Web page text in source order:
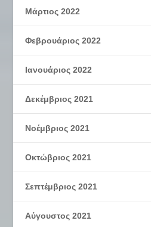
Μάρτιος 2022
Φεβρουάριος 2022
Ιανουάριος 2022
Δεκέμβριος 2021
Νοέμβριος 2021
Οκτώβριος 2021
Σεπτέμβριος 2021
Αύγουστος 2021